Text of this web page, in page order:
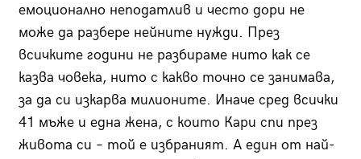
емоционално неподатлив и често дори не
може да разбере нейните нужди. През
всичките години не разбираме нито как се
казва човека, нито с какво точно се занимава,
за да си изкарва милионите. Иначе сред всички
41 мъже и една жена, с които Кари спи през
живота си – той е избраният. А един от най-